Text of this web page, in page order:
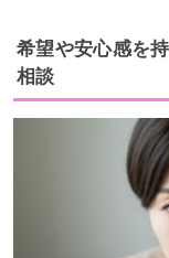
希望や安心感を
相談